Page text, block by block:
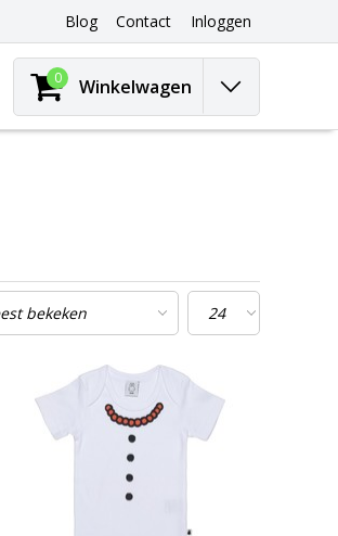
Blog Contact Inloggen
0 Winkelwagen